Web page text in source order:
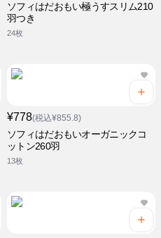
ソフィはだおもい極うすスリム210
羽つき
24枚
¥778(税込¥855.8)
ソフィはだおもいオーガニックコ
ットン260羽
13枚